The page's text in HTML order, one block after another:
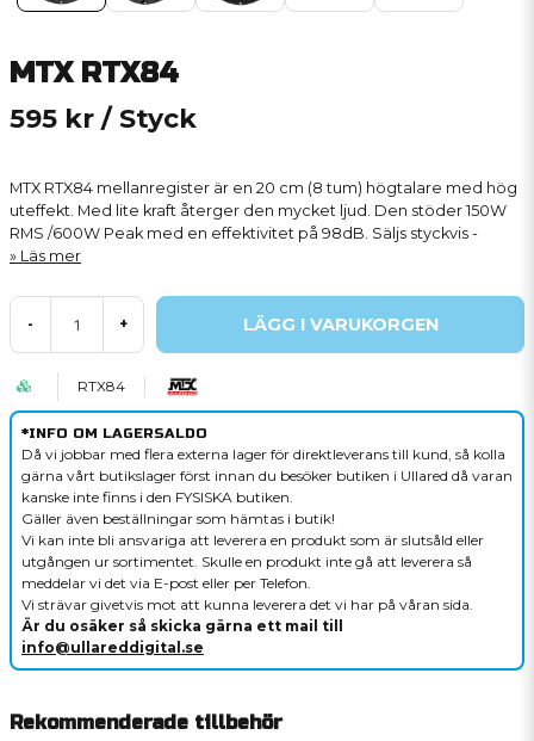
MTX RTX84
595 kr / Styck
MTX RTX84 mellanregister är en 20 cm (8 tum) högtalare med hög
uteffekt. Med lite kraft återger den mycket ljud. Den stöder 150W
RMS /600W Peak med en effektivitet på 98dB. Säljs styckvis -
Läs mer
- + LÄGG I VARUKORGEN
RTX84
*INFO OM LAGERSALDO
Då vi jobbar med flera externa lager för direktleverans till kund, så kolla
gärna vårt butikslager först innan du besöker butiken i Ullared då varan
kanske inte finns i den FYSISKA butiken.
Gäller även beställningar som hämtas i butik!
Vi kan inte bli ansvariga att leverera en produkt som är slutsåld eller
utgången ur sortimentet. Skulle en produkt inte gå att leverera så
meddelar vi det via E-post eller per Telefon.
Vi strävar givetvis mot att kunna leverera det vi har på våran sida.
Är du osäker så skicka gärna ett mail till
info@ullareddigital.se
Rekommenderade tillbehör